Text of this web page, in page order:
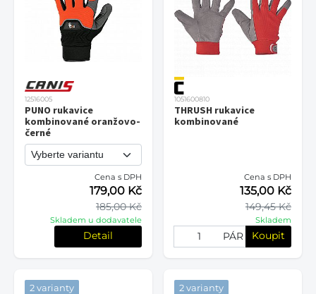
12516005
PUNO rukavice
kombinované oranžovo-
černé
Cena s DPH
185,00 Kč
179,00 Kč
Skladem u dodavatele
Detail
1051600810
THRUSH rukavice
kombinované
Cena s DPH
149,45 Kč
135,00 Kč
Skladem
PÁR Koupit
2 varianty 2 varianty